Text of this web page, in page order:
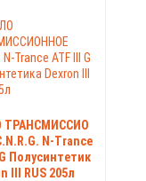
ТРАНСМИССИО
N-Trance
Полусинтетик
III RUS 205л